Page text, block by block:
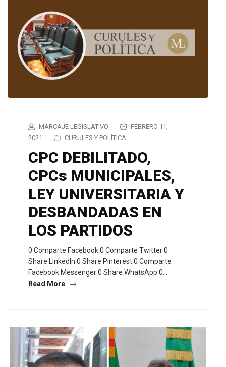
MARCAJE LEGISLATIVO
FEBRERO 11,
2021
CURULES Y POLÍTICA
CPC DEBILITADO,
CPCs MUNICIPALES,
LEY UNIVERSITARIA Y
DESBANDADAS EN
LOS PARTIDOS
0 Comparte Facebook 0 Comparte Twitter 0
Share LinkedIn 0 Share Pinterest 0 Comparte
Facebook Messenger 0 Share WhatsApp 0…
Read More